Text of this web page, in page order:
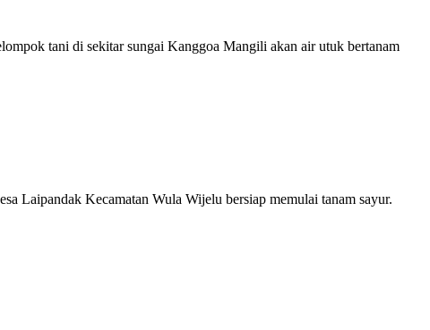
tani di sekitar sungai Kanggoa Mangili akan air utuk bertanam
Laipandak Kecamatan Wula Wijelu bersiap memulai tanam sayur.